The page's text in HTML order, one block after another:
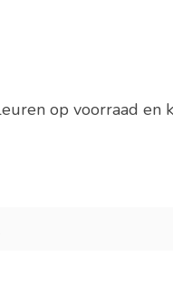
op voorraad en